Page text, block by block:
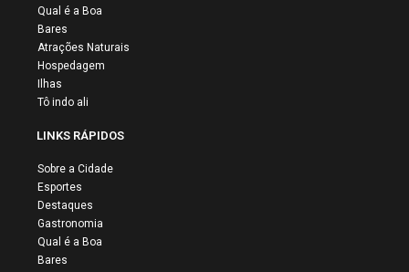
Qual é a Boa
Bares
Atrações Naturais
Hospedagem
Ilhas
Tô indo ali
LINKS RÁPIDOS
Sobre a Cidade
Esportes
Destaques
Gastronomia
Qual é a Boa
Bares